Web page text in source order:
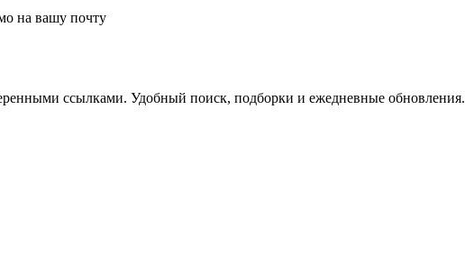
на вашу почту
ссылками. Удобный поиск, подборки и ежедневные обновления.